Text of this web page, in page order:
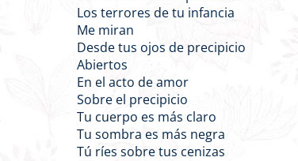
Los terrores de tu infancia
Me miran
Desde tus ojos de precipicio
Abiertos
En el acto de amor
Sobre el precipicio
Tu cuerpo es más claro
Tu sombra es más negra
Tú ríes sobre tus cenizas